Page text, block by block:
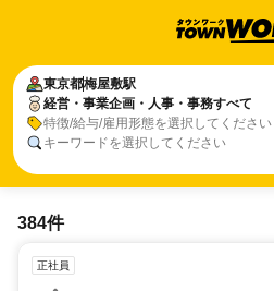
東京都梅屋敷駅
経営・事業企画・人事・事務すべて
特徴/給与/雇用形態を選択してください
キーワードを選択してください
384件
正社員